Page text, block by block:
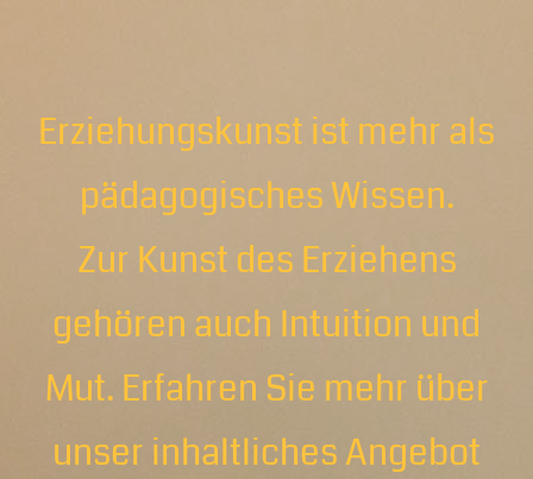
Erziehungskunst ist mehr als
pädagogisches Wissen.
Zur Kunst des Erziehens
gehören auch Intuition und
Mut. Erfahren Sie mehr über
unser inhaltliches Angebot